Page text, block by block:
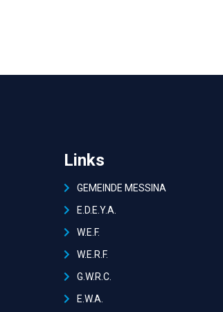
Links
GEMEINDE MESSINA
Ε.D.E.Y.A.
W.E.F.
W.E.R.F.
G.W.R.C.
E.W.A.